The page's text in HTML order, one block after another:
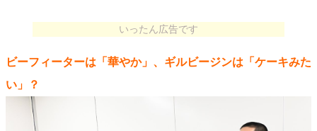
いったん広告です
ビーフィーターは「華やか」、ギルビージンは「ケーキみた
い」？